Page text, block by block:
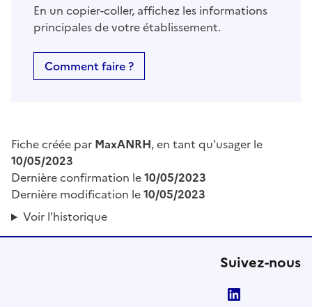
En un copier-coller, affichez les informations
principales de votre établissement.
Comment faire ?
Fiche créée par MaxANRH, en tant qu'usager le
10/05/2023
Dernière confirmation le10/05/2023
Dernière modification le10/05/2023
Voir l'historique
Suivez-nous